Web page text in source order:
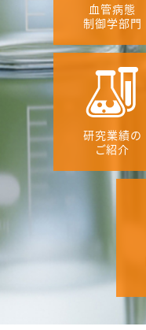
血管病態
制御学部門
研究業績の
ご紹介